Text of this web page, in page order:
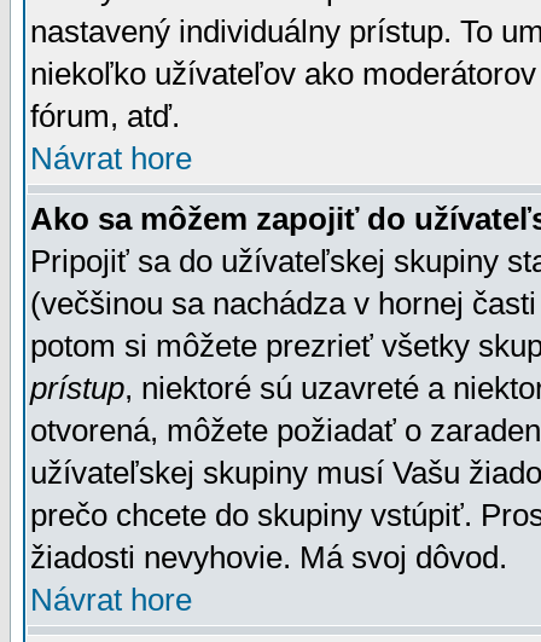
nastavený individuálny prístup. To
niekoľko užívateľov ako
fórum, atď.
Návrat hore
Ako sa môžem zapojiť do
Pripojiť sa do užívateľskej skupiny
(večšinou sa nachádza v hornej
potom si môžete prezrieť všetky
prístup, niektoré sú uzavreté a
otvorená, môžete požiadať o
užívateľskej skupiny musí Vašu
prečo chcete do skupiny vstúpiť.
žiadosti nevyhovie. Má svoj dôvod.
Návrat hore